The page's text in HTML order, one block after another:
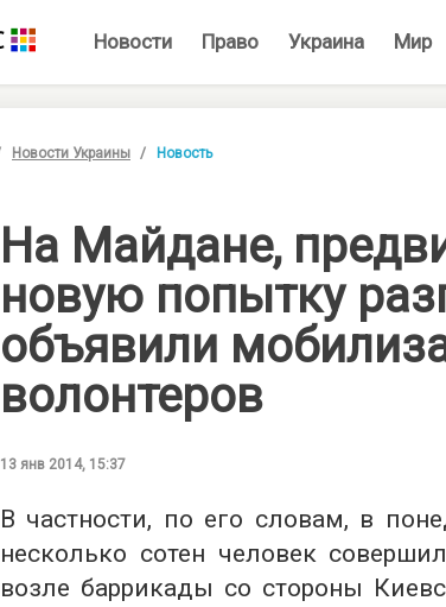
Новости Право Украина Мир
Новости Украины Новость
На Майдане,
новую попытку
объявили
волонтеров
13 янв 2014, 15:37
В частности, по его словам, в
несколько сотен человек
возле баррикады со стороны